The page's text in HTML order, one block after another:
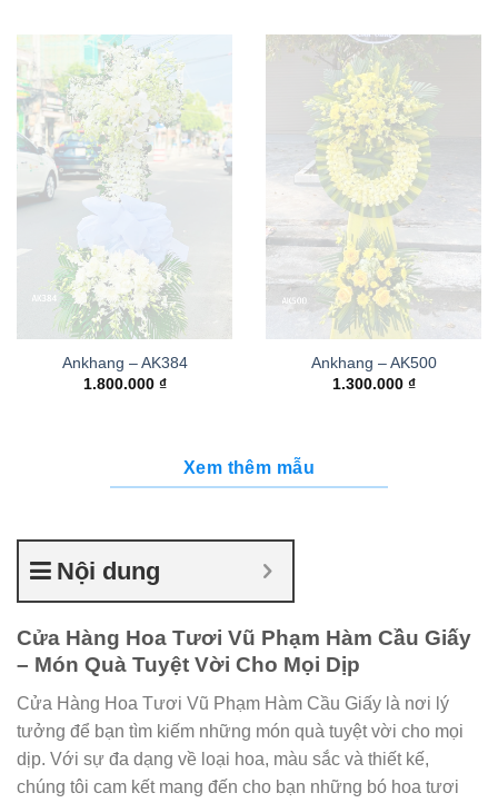
Ankhang – AK384
1.800.000 ₫
Ankhang – AK500
1.300.000 ₫
Xem thêm mẫu
Nội dung
Cửa Hàng Hoa Tươi Vũ Phạm Hàm Cầu Giấy
– Món Quà Tuyệt Vời Cho Mọi Dịp
Cửa Hàng Hoa Tươi Vũ Phạm Hàm Cầu Giấy là nơi lý
tưởng để bạn tìm kiếm những món quà tuyệt vời cho mọi
dịp. Với sự đa dạng về loại hoa, màu sắc và thiết kế,
chúng tôi cam kết mang đến cho bạn những bó hoa tươi